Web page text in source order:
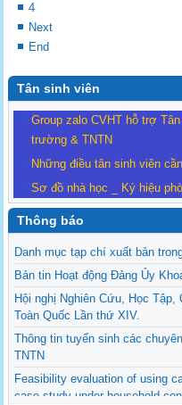
4
Next
End
Tân sinh viên
Group zalo CVHT hỗ trợ
trường & TNTN
Những điều tân sinh viên
Sơ đồ nhà học _ Ký hiệu
Thông báo
Danh mục tạp chí xuất bản
Bản tin Hoạt động Đảng Ủy
Hội nghị Nghiên Cứu, Học
Toàn Quốc Lần thứ XIV.
Thông tin tuyển sinh các
TNTN
Feasibility evaluation of using
case study under household